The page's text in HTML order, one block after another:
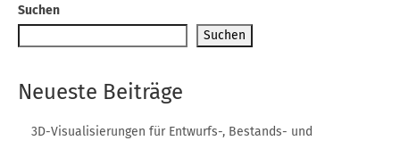
Suchen
Suchen
Neueste Beiträge
3D-Visualisierungen für Entwurfs-, Bestands- und